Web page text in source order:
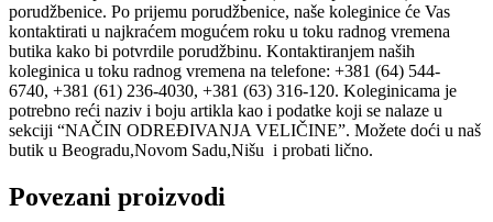
porudžbenice. Po prijemu porudžbenice, naše koleginice će Vas
kontaktirati u najkraćem mogućem roku u toku radnog vremena
butika kako bi potvrdile porudžbinu. Kontaktiranjem naših
koleginica u toku radnog vremena na telefone: +381 (64) 544-
6740, +381 (61) 236-4030, +381 (63) 316-120. Koleginicama je
potrebno reći naziv i boju artikla kao i podatke koji se nalaze u
sekciji “NAČIN ODREĐIVANJA VELIČINE”. Možete doći u naš
butik u Beogradu,Novom Sadu,Nišu i probati lično.
Povezani proizvodi